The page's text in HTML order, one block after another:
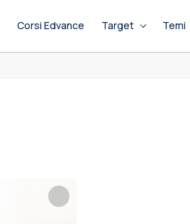
Corsi Edvance Target Temi